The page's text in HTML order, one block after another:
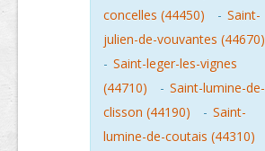
concelles (44450)
- Saint-
julien-de-vouvantes (44670)
- Saint-leger-les-vignes
(44710)
- Saint-lumine-de-
clisson (44190)
- Saint-
lumine-de-coutais (44310)